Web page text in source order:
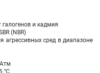
галогенов и кадмия
(NBR)
агрессивных сред в диапазоне
°C